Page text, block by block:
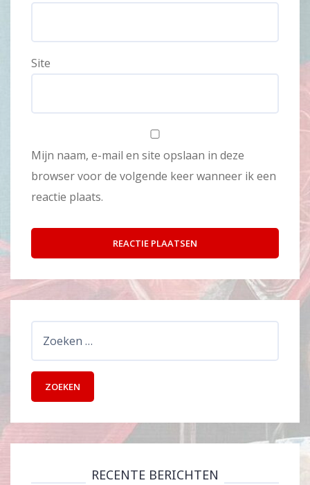
Site
Mijn naam, e-mail en site opslaan in deze
browser voor de volgende keer wanneer ik een
reactie plaats.
RECENTE BERICHTEN